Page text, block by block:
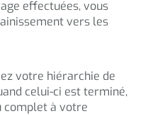
effectuées, vous
vers les
votre hiérarchie de
celui-ci est terminé,
complet à votre